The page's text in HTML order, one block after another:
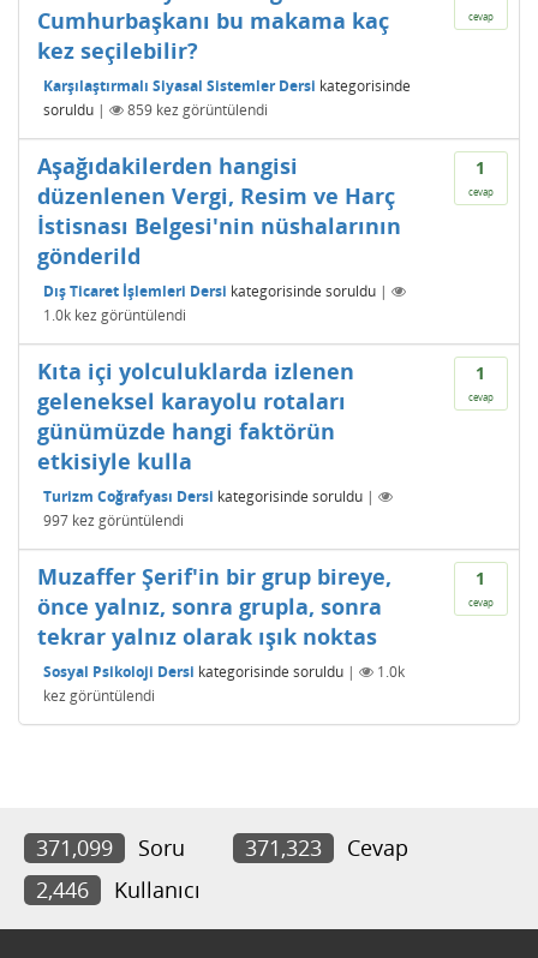
cevap
Cumhurbaşkanı bu makama kaç
kez seçilebilir?
Karşılaştırmalı Siyasal Sistemler Dersi kategorisinde
soruldu | 859 kez görüntülendi
1
cevap
Aşağıdakilerden hangisi
düzenlenen Vergi, Resim ve Harç
İstisnası Belgesi'nin nüshalarının
gönderild
Dış Ticaret İşlemleri Dersi kategorisinde soruldu |
1.0k kez görüntülendi
1
cevap
Kıta içi yolculuklarda izlenen
geleneksel karayolu rotaları
günümüzde hangi faktörün
etkisiyle kulla
Turizm Coğrafyası Dersi kategorisinde soruldu |
997 kez görüntülendi
1
cevap
Muzaffer Şerif'in bir grup bireye,
önce yalnız, sonra grupla, sonra
tekrar yalnız olarak ışık noktas
Sosyal Psikoloji Dersi kategorisinde soruldu |
1.0k
kez görüntülendi
371,099 Soru 371,323
Cevap
2,446
Kullanıcı